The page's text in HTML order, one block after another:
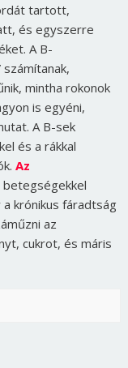
tartott,
és egyszerre
A B-
mintha rokonok
is egyéni,
A B-sek
és a rákkal
Az
betegségekkel
krónikus fáradtság
az
cukrot, és máris